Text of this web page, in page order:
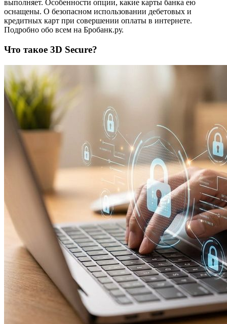
выполняет. Особенности опции, какие карты банка ею
оснащены. О безопасном использовании дебетовых и
кредитных карт при совершении оплаты в интернете.
Подробно обо всем на Бробанк.ру.
Что такое 3D Secure?